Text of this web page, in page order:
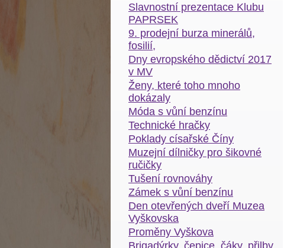
Slavnostní prezentace Klubu
PAPRSEK
9. prodejní burza minerálů,
fosilií,
Dny evropského dědictví 2017
v MV
Ženy, které toho mnoho
dokázaly
Móda s vůní benzínu
Technické hračky
Poklady císařské Číny
Muzejní dílničky pro šikovné
ručičky
Tušení rovnováhy
Zámek s vůní benzínu
Den otevřených dveří Muzea
Vyškovska
Proměny Vyškova
Brigadýrky, čepice, čáky, přilby